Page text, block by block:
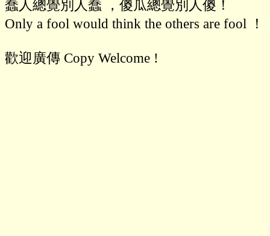
蠢人總覺別人蠢 ，傻瓜總覺別人傻！
Only a fool would think the others are fool ！
歡迎廣傳 Copy Welcome !